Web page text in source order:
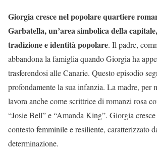
Giorgia cresce nel popolare quartiere
Garbatella, un’area simbolica della
tradizione e identità popolare. Il padre,
abbandona la famiglia quando Giorgia ha
trasferendosi alle Canarie. Questo episodio
profondamente la sua infanzia. La madre, per
lavora anche come scrittrice di romanzi rosa
“Josie Bell” e “Amanda King”. Giorgia
contesto femminile e resiliente, caratterizzato
determinazione.